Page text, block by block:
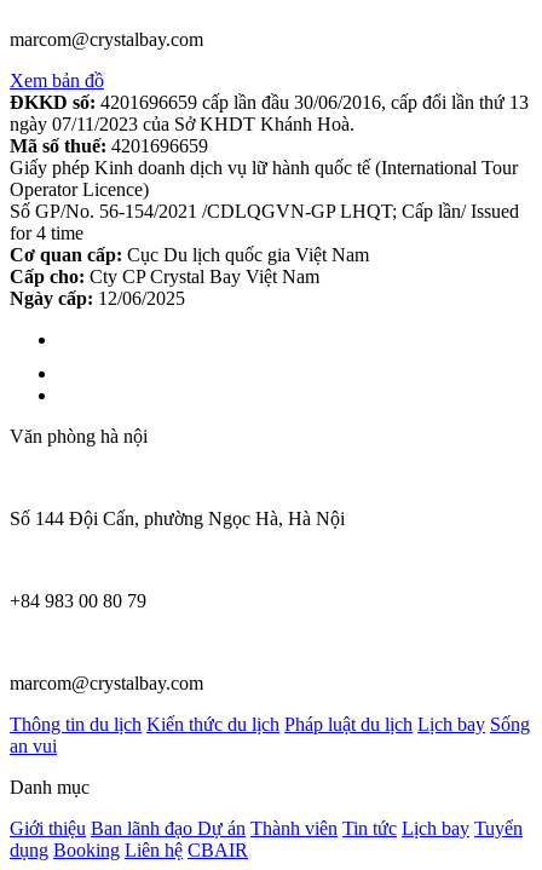
marcom@crystalbay.com
Xem bản đồ
ĐKKD số: 4201696659 cấp lần đầu 30/06/2016, cấp đổi lần thứ 13
ngày 07/11/2023 của Sở KHDT Khánh Hoà.
Mã số thuế: 4201696659
Giấy phép Kinh doanh dịch vụ lữ hành quốc tế (International Tour
Operator Licence)
Số GP/No. 56-154/2021 /CDLQGVN-GP LHQT; Cấp lần/ Issued
for 4 time
Cơ quan cấp: Cục Du lịch quốc gia Việt Nam
Cấp cho: Cty CP Crystal Bay Việt Nam
Ngày cấp: 12/06/2025
Văn phòng hà nội
Số 144 Đội Cấn, phường Ngọc Hà, Hà Nội
+84 983 00 80 79
marcom@crystalbay.com
Thông tin du lịch Kiến thức du lịch Pháp luật du lịch Lịch bay Sống
an vui
Danh mục
Giới thiệu Ban lãnh đạo Dự án Thành viên Tin tức Lịch bay Tuyển
dụng Booking Liên hệ CBAIR